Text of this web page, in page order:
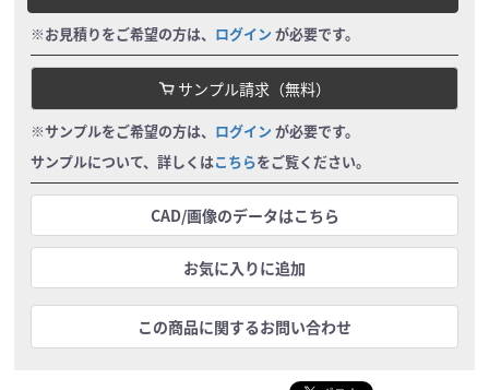
※お見積りをご希望の方は、 ログイン が必要です。
サンプル請求（無料）
※サンプルをご希望の方は、 ログイン が必要です。
サンプルについて、詳しくはこちらをご覧ください。
CAD/画像のデータはこちら
お気に入りに追加
この商品に関するお問い合わせ